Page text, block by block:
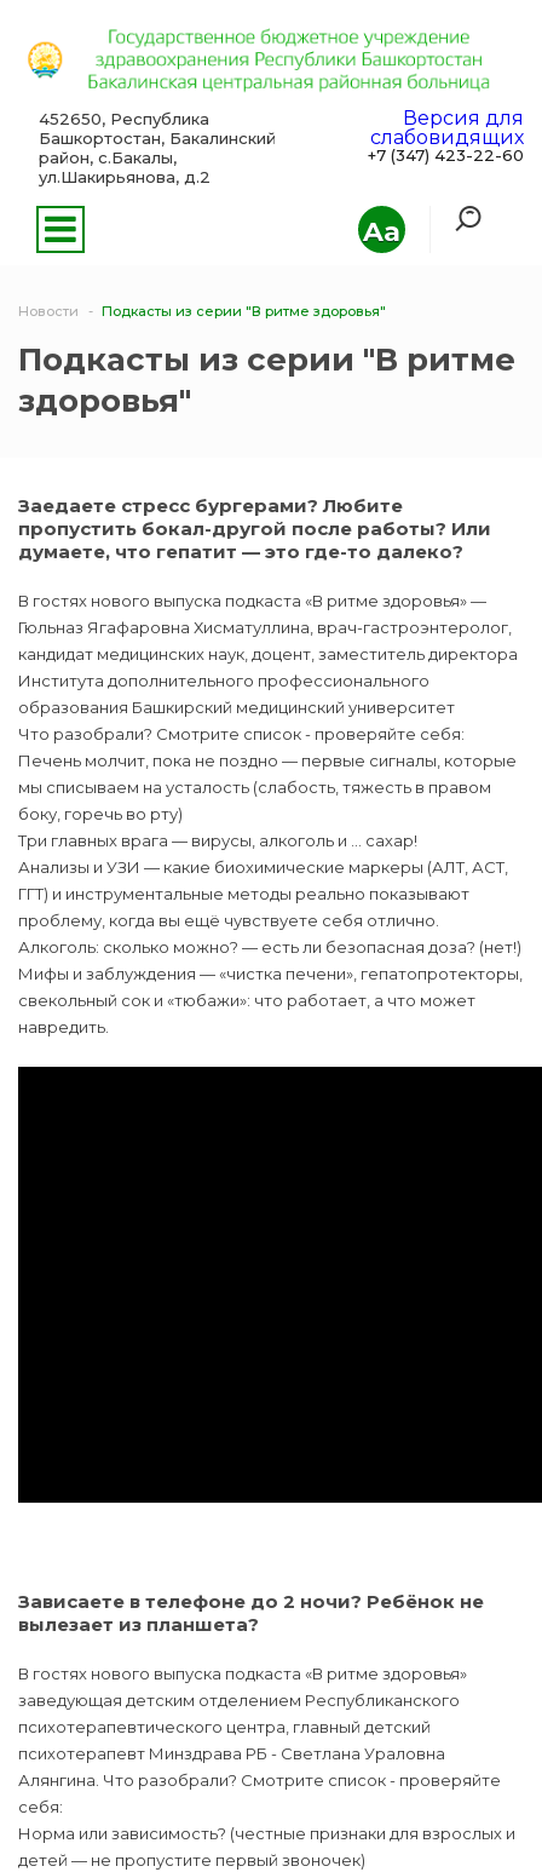
Aa
452650, Республика
Башкортостан, Бакалинский
район, с.Бакалы,
ул.Шакирьянова, д.2
Версия для
слабовидящих
+7 (347) 423-22-60
Новости Подкасты из серии "В ритме здоровья"
Подкасты из серии "В ритме
здоровья"
Заедаете стресс бургерами? Любите
пропустить бокал-другой после работы? Или
думаете, что гепатит — это где-то далеко?
В гостях нового выпуска подкаста «В ритме здоровья» —
Гюльназ Ягафаровна Хисматуллина, врач-гастроэнтеролог,
кандидат медицинских наук, доцент, заместитель директора
Института дополнительного профессионального
образования Башкирский медицинский университет
Что разобрали? Смотрите список - проверяйте себя:
Печень молчит, пока не поздно — первые сигналы, которые
мы списываем на усталость (слабость, тяжесть в правом
боку, горечь во рту)
Три главных врага — вирусы, алкоголь и … сахар!
Анализы и УЗИ — какие биохимические маркеры (АЛТ, АСТ,
ГГТ) и инструментальные методы реально показывают
проблему, когда вы ещё чувствуете себя отлично.
Алкоголь: сколько можно? — есть ли безопасная доза? (нет!)
Мифы и заблуждения — «чистка печени», гепатопротекторы,
свекольный сок и «тюбажи»: что работает, а что может
навредить.
Зависаете в телефоне до 2 ночи? Ребёнок не
вылезает из планшета?
В гостях нового выпуска подкаста «В ритме здоровья»
заведующая детским отделением Республиканского
психотерапевтического центра, главный детский
психотерапевт Минздрава РБ - Светлана Ураловна
Алянгина. Что разобрали? Смотрите список - проверяйте
себя:
Норма или зависимость? (честные признаки для взрослых и
детей — не пропустите первый звоночек)